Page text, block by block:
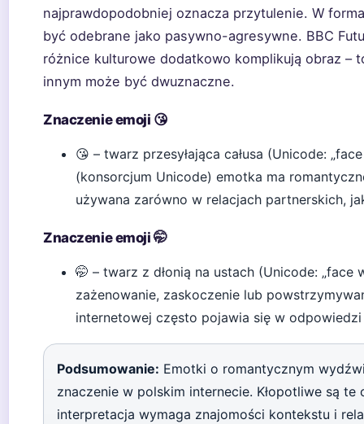
najprawdopodobniej oznacza przytulenie. W
być odebrane jako pasywno-agresywne. BBC
różnice kulturowe dodatkowo komplikują obraz –
innym może być dwuznaczne.
Znaczenie emoji 😘
😘 – twarz przesyłająca całusa (Unicode:
(konsorcjum Unicode) emotka ma
używana zarówno w relacjach partnerskich,
Znaczenie emoji 🤭
🤭 – twarz z dłonią na ustach (Unicode: „face
zażenowanie, zaskoczenie lub
internetowej często pojawia się w
Podsumowanie: Emotki o romantycznym
znaczenie w polskim internecie. Kłopotliwe są
interpretacja wymaga znajomości kontekstu i